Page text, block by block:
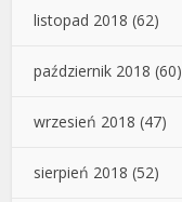
listopad 2018 (62)
październik 2018 (60)
wrzesień 2018 (47)
sierpień 2018 (52)